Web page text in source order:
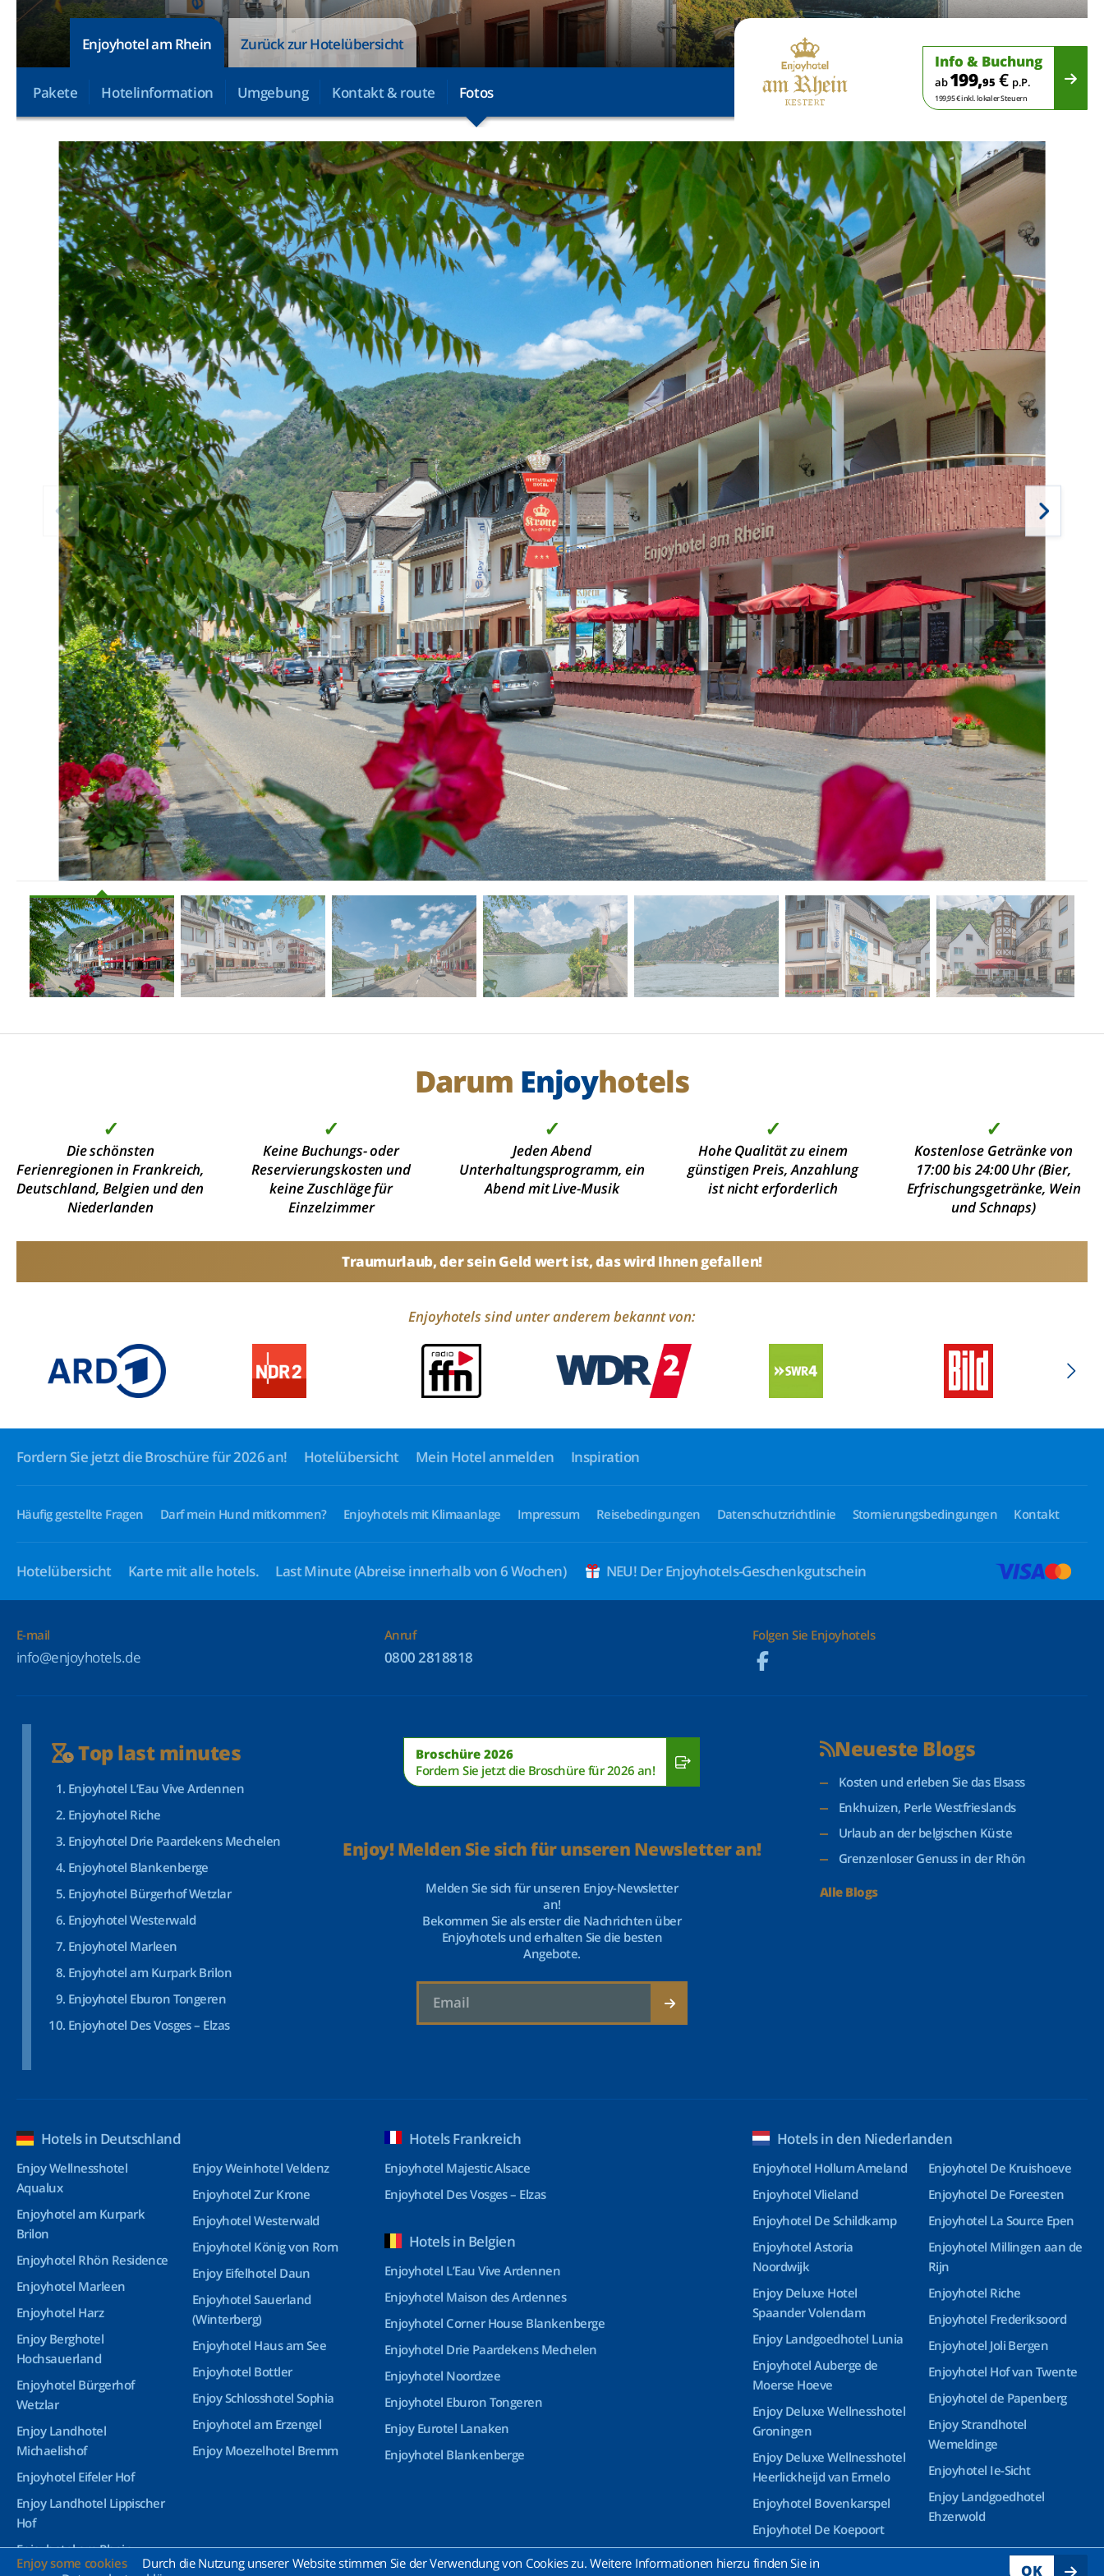
Enjoy some cookies
Durch die Nutzung unserer Website stimmen Sie der Verwendung von Cookies zu. Weitere Informationen hierzu finden Sie in
OK
Enjoyhotel am Rhein Zurück zur Hotelübersicht
Pakete Hotelinformation Umgebung Kontakt & route Fotos
Info & Buchung
ab199,95 € p.P.
199,95 € inkl. lokaler Steuern
Darum Enjoyhotels
✓
Die schönsten
Ferienregionen in Frankreich,
Deutschland, Belgien und den
Niederlanden
✓
Keine Buchungs- oder
Reservierungskosten und
keine Zuschläge für
Einzelzimmer
✓
Jeden Abend
Unterhaltungsprogramm, ein
Abend mit Live-Musik
✓
Hohe Qualität zu einem
günstigen Preis, Anzahlung
ist nicht erforderlich
✓
Kostenlose Getränke von
17:00 bis 24:00 Uhr (Bier,
Erfrischungsgetränke, Wein
und Schnaps)
Traumurlaub, der sein Geld wert ist, das wird Ihnen gefallen!
Enjoyhotels sind unter anderem bekannt von:
Fordern Sie jetzt die Broschüre für 2026 an! Hotelübersicht Mein Hotel anmelden Inspiration
Häufig gestellte Fragen Darf mein Hund mitkommen? Enjoyhotels mit Klimaanlage Impressum Reisebedingungen Datenschutzrichtlinie Stornierungsbedingungen Kontakt
Hotelübersicht Karte mit alle hotels. Last Minute(Abreise innerhalb von 6 Wochen) NEU! Der Enjoyhotels-Geschenkgutschein
E-mail
info@enjoyhotels.de
Anruf
0800 2818818
Folgen Sie Enjoyhotels
Top last minutes
Enjoyhotel L’Eau Vive Ardennen
Enjoyhotel Riche
Enjoyhotel Drie Paardekens Mechelen
Enjoyhotel Blankenberge
Enjoyhotel Bürgerhof Wetzlar
Enjoyhotel Westerwald
Enjoyhotel Marleen
Enjoyhotel am Kurpark Brilon
Enjoyhotel Eburon Tongeren
Enjoyhotel Des Vosges – Elzas
Broschüre 2026
Fordern Sie jetzt die Broschüre für 2026 an!
Enjoy! Melden Sie sich für unseren Newsletter an!
Melden Sie sich für unseren Enjoy-Newsletter
an!
Bekommen Sie als erster die Nachrichten über
Enjoyhotels und erhalten Sie die besten
Angebote.
Neueste Blogs
Kosten und erleben Sie das Elsass
Enkhuizen, Perle Westfrieslands
Urlaub an der belgischen Küste
Grenzenloser Genuss in der Rhön
Alle Blogs
Hotels in Deutschland
Enjoy Wellnesshotel
Aqualux
Enjoyhotel am Kurpark
Brilon
Enjoyhotel Rhön Residence
Enjoyhotel Marleen
Enjoyhotel Harz
Enjoy Berghotel
Hochsauerland
Enjoyhotel Bürgerhof
Wetzlar
Enjoy Landhotel
Michaelishof
Enjoyhotel Eifeler Hof
Enjoy Landhotel Lippischer
Hof
Enjoyhotel am Rhein
Enjoy Weinhotel Veldenz
Enjoyhotel Zur Krone
Enjoyhotel Westerwald
Enjoyhotel König von Rom
Enjoy Eifelhotel Daun
Enjoyhotel Sauerland
(Winterberg)
Enjoyhotel Haus am See
Enjoyhotel Bottler
Enjoy Schlosshotel Sophia
Enjoyhotel am Erzengel
Enjoy Moezelhotel Bremm
Hotels Frankreich
Enjoyhotel Majestic Alsace
Enjoyhotel Des Vosges – Elzas
Hotels in Belgien
Enjoyhotel L’Eau Vive Ardennen
Enjoyhotel Maison des Ardennes
Enjoyhotel Corner House Blankenberge
Enjoyhotel Drie Paardekens Mechelen
Enjoyhotel Noordzee
Enjoyhotel Eburon Tongeren
Enjoy Eurotel Lanaken
Enjoyhotel Blankenberge
Hotels in den Niederlanden
Enjoyhotel Hollum Ameland
Enjoyhotel Vlieland
Enjoyhotel De Schildkamp
Enjoyhotel Astoria
Noordwijk
Enjoy Deluxe Hotel
Spaander Volendam
Enjoy Landgoedhotel Lunia
Enjoyhotel Auberge de
Moerse Hoeve
Enjoy Deluxe Wellnesshotel
Groningen
Enjoy Deluxe Wellnesshotel
Heerlickheijd van Ermelo
Enjoyhotel Bovenkarspel
Enjoyhotel De Koepoort
Enjoyhotel Ruyghe Venne
Enjoyhotel De Kruishoeve
Enjoyhotel De Foreesten
Enjoyhotel La Source Epen
Enjoyhotel Millingen aan de
Rijn
Enjoyhotel Riche
Enjoyhotel Frederiksoord
Enjoyhotel Joli Bergen
Enjoyhotel Hof van Twente
Enjoyhotel de Papenberg
Enjoy Strandhotel
Wemeldinge
Enjoyhotel Ie-Sicht
Enjoy Landgoedhotel
Ehzerwold